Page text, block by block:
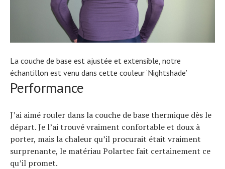
La couche de base est ajustée et extensible, notre
échantillon est venu dans cette couleur ‘Nightshade’
Performance
J’ai aimé rouler dans la couche de base thermique dès le
départ. Je l’ai trouvé vraiment confortable et doux à
porter, mais la chaleur qu’il procurait était vraiment
surprenante, le matériau Polartec fait certainement ce
qu’il promet.